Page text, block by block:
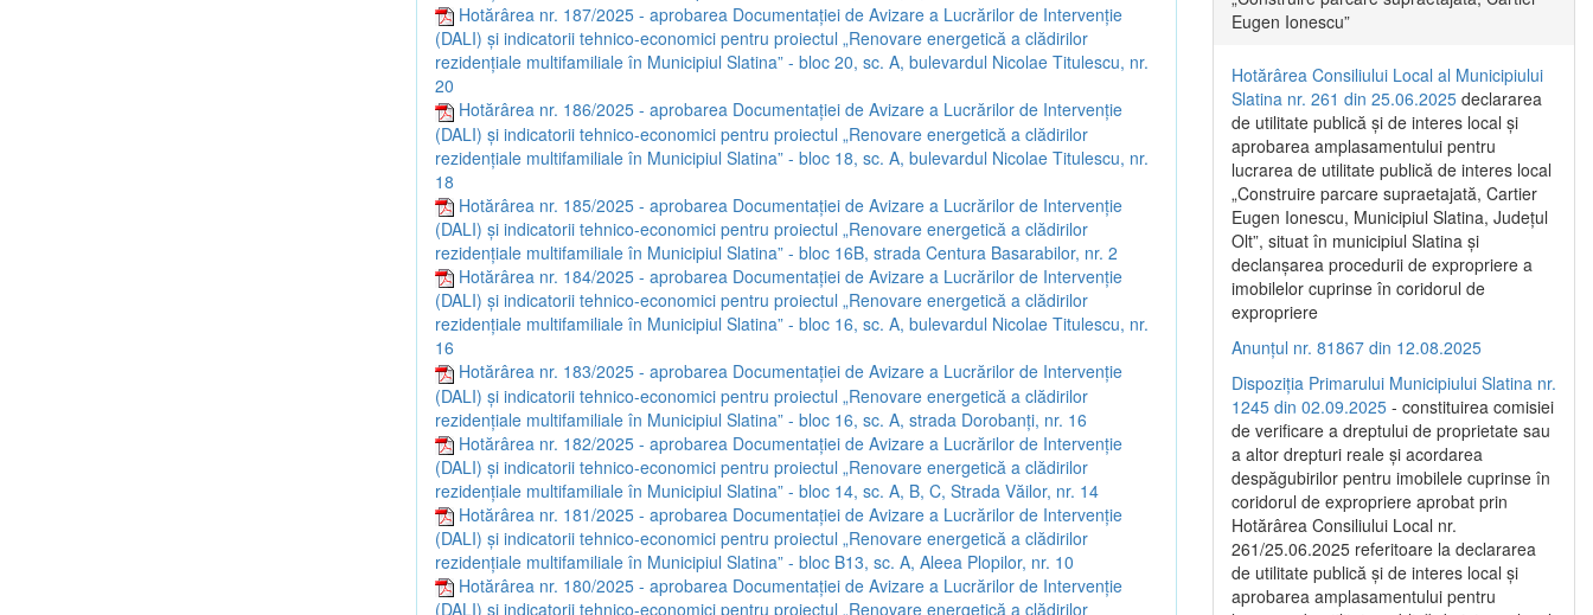
Hotărârea nr. 187/2025 - aprobarea Documentației de Avizare a Lucrărilor de Intervenție
(DALI) și indicatorii tehnico-economici pentru proiectul „Renovare energetică a clădirilor
rezidențiale multifamiliale în Municipiul Slatina” - bloc 20, sc. A, bulevardul Nicolae Titulescu, nr.
20
Hotărârea nr. 186/2025 - aprobarea Documentației de Avizare a Lucrărilor de Intervenție
(DALI) și indicatorii tehnico-economici pentru proiectul „Renovare energetică a clădirilor
rezidențiale multifamiliale în Municipiul Slatina” - bloc 18, sc. A, bulevardul Nicolae Titulescu, nr.
18
Hotărârea nr. 185/2025 - aprobarea Documentației de Avizare a Lucrărilor de Intervenție
(DALI) și indicatorii tehnico-economici pentru proiectul „Renovare energetică a clădirilor
rezidențiale multifamiliale în Municipiul Slatina” - bloc 16B, strada Centura Basarabilor, nr. 2
Hotărârea nr. 184/2025 - aprobarea Documentației de Avizare a Lucrărilor de Intervenție
(DALI) și indicatorii tehnico-economici pentru proiectul „Renovare energetică a clădirilor
rezidențiale multifamiliale în Municipiul Slatina” - bloc 16, sc. A, bulevardul Nicolae Titulescu, nr.
16
Hotărârea nr. 183/2025 - aprobarea Documentației de Avizare a Lucrărilor de Intervenție
(DALI) și indicatorii tehnico-economici pentru proiectul „Renovare energetică a clădirilor
rezidențiale multifamiliale în Municipiul Slatina” - bloc 16, sc. A, strada Dorobanți, nr. 16
Hotărârea nr. 182/2025 - aprobarea Documentației de Avizare a Lucrărilor de Intervenție
(DALI) și indicatorii tehnico-economici pentru proiectul „Renovare energetică a clădirilor
rezidențiale multifamiliale în Municipiul Slatina” - bloc 14, sc. A, B, C, Strada Văilor, nr. 14
Hotărârea nr. 181/2025 - aprobarea Documentației de Avizare a Lucrărilor de Intervenție
(DALI) și indicatorii tehnico-economici pentru proiectul „Renovare energetică a clădirilor
rezidențiale multifamiliale în Municipiul Slatina” - bloc B13, sc. A, Aleea Plopilor, nr. 10
Hotărârea nr. 180/2025 - aprobarea Documentației de Avizare a Lucrărilor de Intervenție
(DALI) și indicatorii tehnico-economici pentru proiectul „Renovare energetică a clădirilor
Eugen Ionescu”
Hotărârea Consiliului Local al Municipiului
Slatina nr. 261 din 25.06.2025 declararea
de utilitate publică și de interes local și
aprobarea amplasamentului pentru
lucrarea de utilitate publică de interes local
„Construire parcare supraetajată, Cartier
Eugen Ionescu, Municipiul Slatina, Județul
Olt”, situat în municipiul Slatina și
declanșarea procedurii de expropriere a
imobilelor cuprinse în coridorul de
expropriere
Anunțul nr. 81867 din 12.08.2025
Dispoziția Primarului Municipiului Slatina nr.
1245 din 02.09.2025 - constituirea comisiei
de verificare a dreptului de proprietate sau
a altor drepturi reale și acordarea
despăgubirilor pentru imobilele cuprinse în
coridorul de expropriere aprobat prin
Hotărârea Consiliului Local nr.
261/25.06.2025 referitoare la declararea
de utilitate publică și de interes local și
aprobarea amplasamentului pentru